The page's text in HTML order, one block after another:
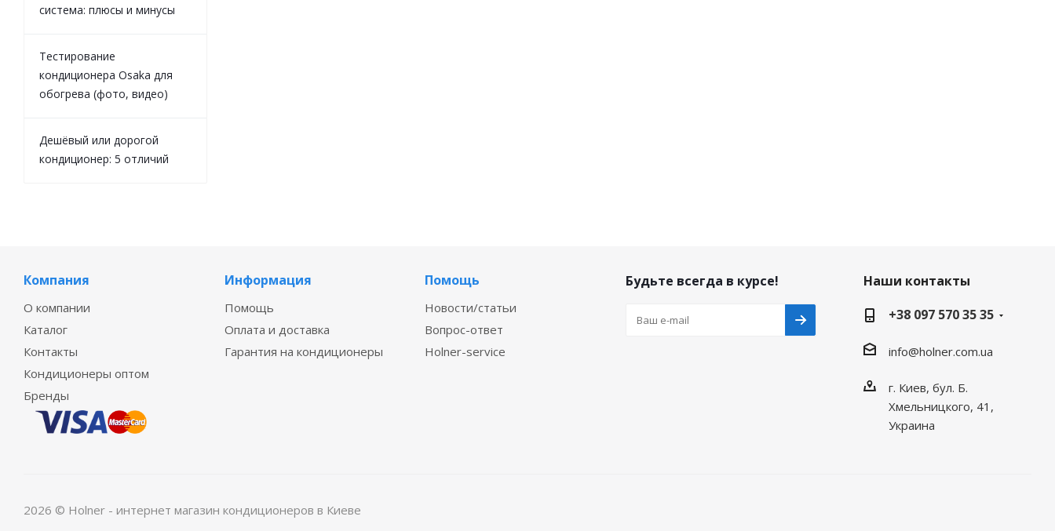
система: плюсы и минусы
Тестирование
кондиционера Osaka для
обогрева (фото, видео)
Дешёвый или дорогой
кондиционер: 5 отличий
Компания
О компании
Каталог
Контакты
Кондиционеры оптом
Бренды
Информация
Помощь
Оплата и доставка
Гарантия на кондиционеры
Помощь
Новости/статьи
Вопрос-ответ
Holner-service
Будьте всегда в курсе!
Наши контакты
+38 097 570 35 35
info@holner.com.ua
г. Киев, бул. Б.
Хмельницкого, 41,
Украина
2026 © Holner - интернет магазин кондиционеров в Киеве